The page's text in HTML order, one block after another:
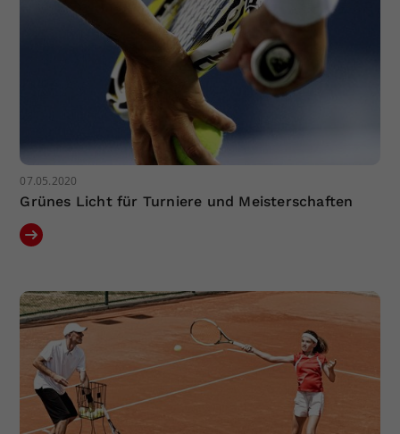
07.05.2020
Grünes Licht für Turniere und Meisterschaften